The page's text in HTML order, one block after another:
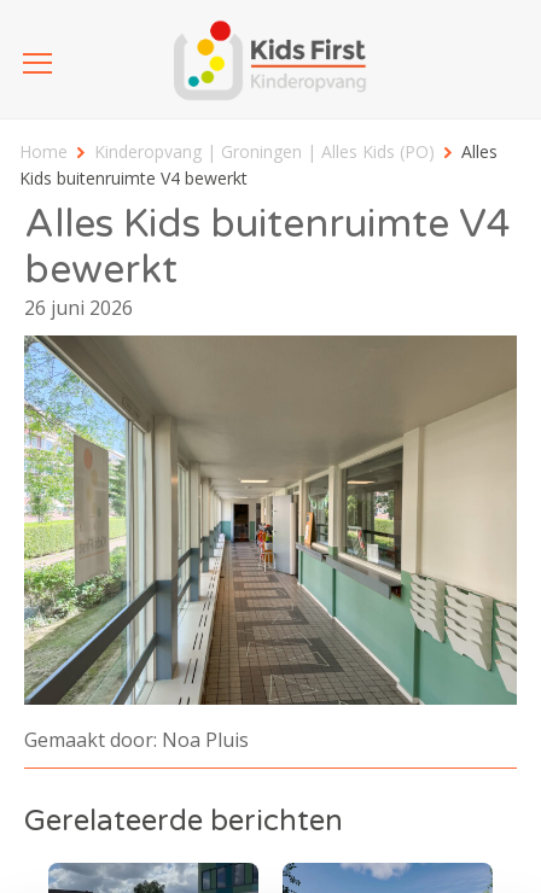
Home Kinderopvang | Groningen | Alles Kids (PO)
Alles
Kids buitenruimte V4 bewerkt
Alles Kids buitenruimte V4
bewerkt
26 juni 2026
Gemaakt door: Noa Pluis
Gerelateerde berichten